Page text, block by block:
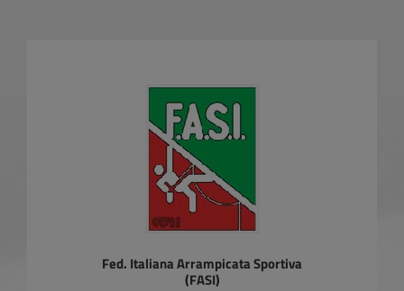
Fed. Italiana Arrampicata Sportiva
(FASI)